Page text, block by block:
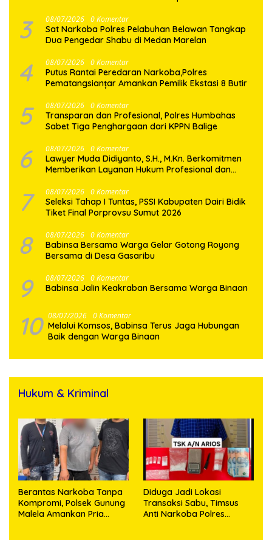
3 08/07/2026 0 Komentar
Sat Narkoba Polres Pelabuhan Belawan Tangkap
Dua Pengedar Shabu di Medan Marelan
4 08/07/2026 0 Komentar
Putus Rantai Peredaran Narkoba,Polres
Pematangsianțar Amankan Pemilik Ekstasi 8 Butir
5 08/07/2026 0 Komentar
Transparan dan Profesional, Polres Humbahas
Sabet Tiga Penghargaan dari KPPN Balige
6 08/07/2026 0 Komentar
Lawyer Muda Didiyanto, S.H., M.Kn. Berkomitmen
Memberikan Layanan Hukum Profesional dan
7 08/07/2026 0 Komentar
Seleksi Tahap I Tuntas, PSSI Kabupaten Dairi Bidik
Tiket Final Porprovsu Sumut 2026
8 08/07/2026 0 Komentar
Babinsa Bersama Warga Gelar Gotong Royong
Bersama di Desa Gasaribu
9 08/07/2026 0 Komentar
Babinsa Jalin Keakraban Bersama Warga Binaan
10 08/07/2026 0 Komentar
Melalui Komsos, Babinsa Terus Jaga Hubungan
Baik dengan Warga Binaan
Hukum & Kriminal
Berantas Narkoba Tanpa
Kompromi, Polsek Gunung
Malela Amankan Pria
Diduga Jadi Lokasi
Transaksi Sabu, Timsus
Anti Narkoba Polres